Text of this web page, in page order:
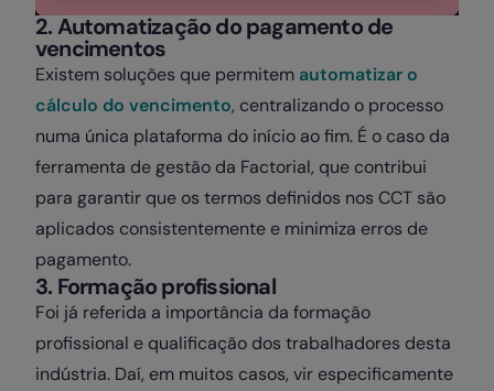
2. Automatização do pagamento de
vencimentos
Existem soluções que permitem automatizar o
cálculo do vencimento, centralizando o processo
numa única plataforma do início ao fim. É o caso da
ferramenta de gestão da Factorial, que contribui
para garantir que os termos definidos nos CCT são
aplicados consistentemente e minimiza erros de
pagamento.
3. Formação profissional
Foi já referida a importância da formação
profissional e qualificação dos trabalhadores desta
indústria. Daí, em muitos casos, vir especificamente